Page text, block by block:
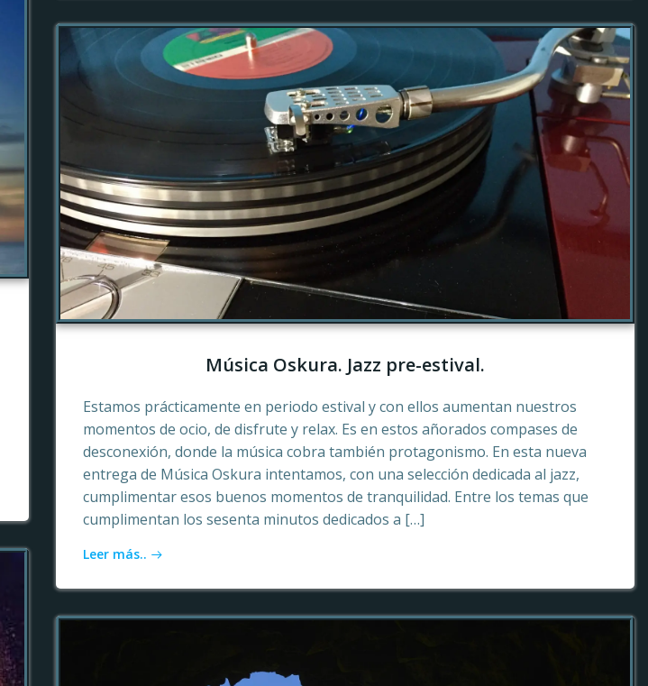
Música Oskura. Jazz pre-estival.
Estamos prácticamente en periodo estival y con ellos aumentan nuestros
momentos de ocio, de disfrute y relax. Es en estos añorados compases de
desconexión, donde la música cobra también protagonismo. En esta nueva
entrega de Música Oskura intentamos, con una selección dedicada al jazz,
cumplimentar esos buenos momentos de tranquilidad. Entre los temas que
cumplimentan los sesenta minutos dedicados a […]
Leer más..